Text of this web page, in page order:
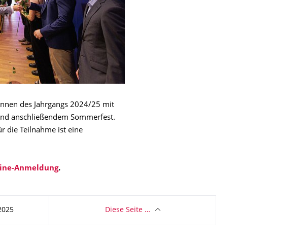
des Jahrgangs 2024/25 mit
anschließendem Sommerfest.
die Teilnahme ist eine
Anmeldung.
Diese Seite …